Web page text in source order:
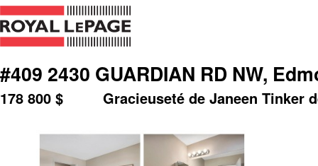
#409 2430 GUARDIAN RD NW,
Gracieuseté de Janeen Tinker
178 800 $